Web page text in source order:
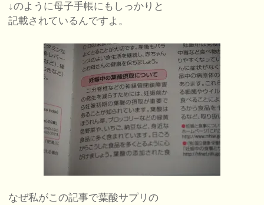
↓のように母子手帳にもしっかりと
記載されているんですよ。
なぜ私がこの記事で葉酸サプリの